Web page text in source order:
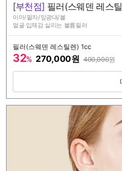
[부천점] 필러(스웨덴 레스
이마/팔자/앞광대/볼
얼굴 입체감 살리는 볼륨필러
필러(스웨덴 레스틸렌) 1cc
32% 270,000원 400,000원